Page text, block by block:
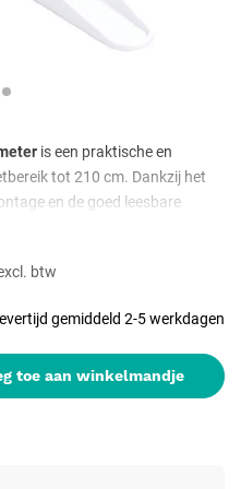
toe aan winkelmandje
gemiddeld 2-5 werkdagen
is een praktische en
tot 210 cm. Dankzij het
en de goed leesbare
voor medisch en